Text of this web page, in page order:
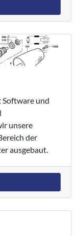
und
unsere
der
ausgebaut.